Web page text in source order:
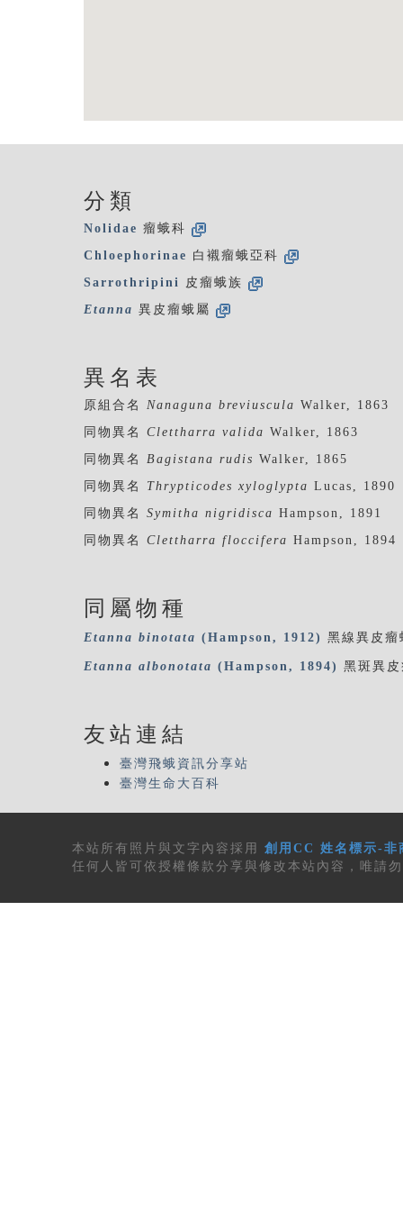
分類
Nolidae 瘤蛾科
Chloephorinae 白襯瘤蛾亞科
Sarrothripini 皮瘤蛾族
Etanna 異皮瘤蛾屬
異名表
原組合名 Nanaguna breviuscula Walker, 1863
同物異名 Clettharra valida Walker, 1863
同物異名 Bagistana rudis Walker, 1865
同物異名 Thrypticodes xyloglypta Lucas, 1890
同物異名 Symitha nigridisca Hampson, 1891
同物異名 Clettharra floccifera Hampson, 1894
同屬物種
Etanna binotata (Hampson, 1912) 黑線異皮瘤
Etanna albonotata (Hampson, 1894) 黑斑異
友站連結
臺灣飛蛾資訊分享站
臺灣生命大百科
本站所有 照片與文字內容 採用 創用CC 姓名標示-
任何人皆可依授權條款分享與修改本站內容，唯請